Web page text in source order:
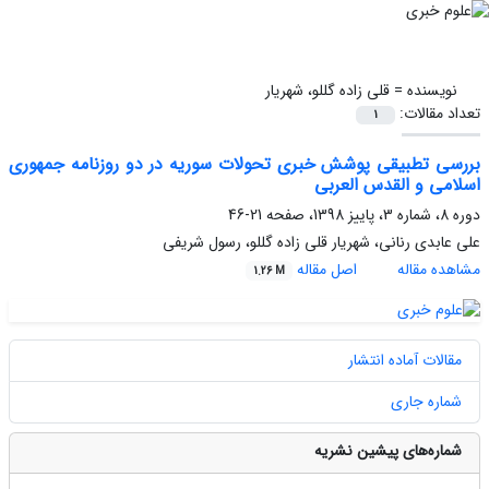
نویسنده =قلی زاده گللو، شهریار
تعداد مقالات:
1
بررسی تطبیقی پوشش خبری تحولات سوریه در دو روزنامه جمهوری
اسلامی و القدس العربی
دوره 8، شماره 3، پاییز 1398، صفحه
21-46
علی عابدی رنانی، شهریار قلی زاده گللو، رسول شریفی
مشاهده مقاله
اصل مقاله 1.26 M
مقالات آماده انتشار
شماره جاری
شماره‌های پیشین نشریه